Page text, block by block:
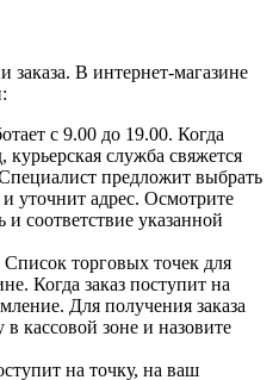
заказа. В интернет-магазине
с 9.00 до 19.00. Когда
курьерская служба свяжется
предложит выбрать
уточнит адрес. Осмотрите
и соответствие указанной
торговых точек для
Когда заказ поступит на
Для получения заказа
в кассовой зоне и назовите
на точку, на ваш